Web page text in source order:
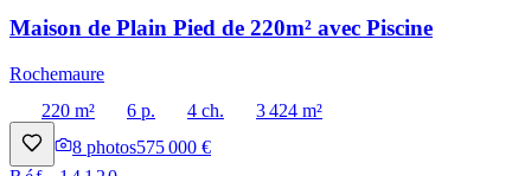
Maison de Plain Pied de 220m² avec Piscine
Rochemaure
220 m²
6 p. 4 ch.
3 424 m²
8 photos575 000 €